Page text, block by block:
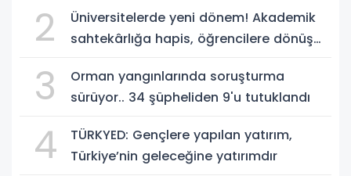
2
Üniversitelerde yeni dönem! Akademik
sahtekârlığa hapis, öğrencilere dönüş
3
Orman yangınlarında soruşturma
sürüyor.. 34 şüpheliden 9'u tutuklandı
4
TÜRKYED: Gençlere yapılan yatırım,
Türkiye’nin geleceğine yatırımdır